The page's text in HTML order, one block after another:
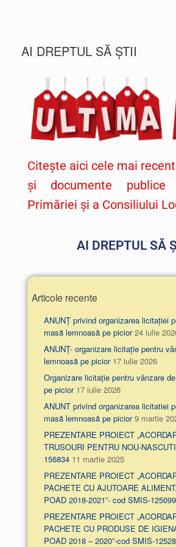
AI DREPTUL SĂ ȘTII
Citește aici cele mai
și documente
Primăriei și a Consiliului
AI DREPTUL SĂ
Articole recente
ANUNȚ privind organizarea licitației
masă lemnoasă pe picior 24 iulie
ANUNȚ- organizare licitație pentru
lemnoasă pe picior 17 iulie 2026
Organizare licitație pentru vânzare
pe picior 17 iulie 2026
ANUNT privind organizarea licitatiei
masă lemnoasă pe picior 9 martie
PREZENTARE PROIECT
TRUSOURI PENTRU NOU-
156834 11 martie 2025
PREZENTARE PROIECT
PACHETE CU AJUTOARE
POAD 2018-2021”- cod SMIS-125099
PREZENTARE PROIECT
PACHETE CU PRODUSE DE
POAD 2018 – 2020”-cod SMIS-